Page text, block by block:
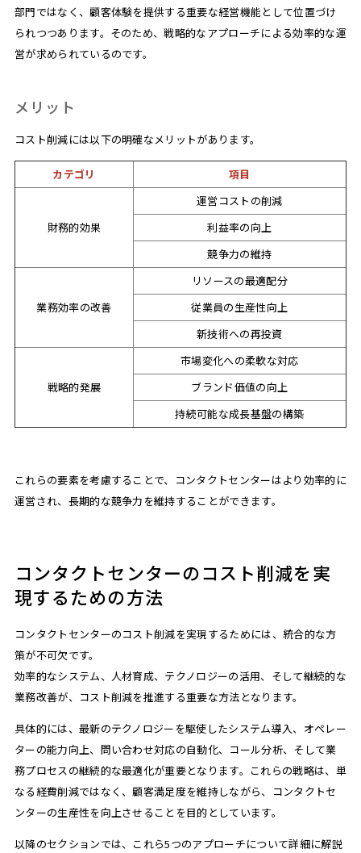
部門ではなく、顧客体験を提供する重要な経営機能として位置づけ
られつつあります。そのため、戦略的なアプローチによる効率的な運
営が求められているのです。
メリット
コスト削減には以下の明確なメリットがあります。
カテゴリ 項目
財務的効果
運営コストの削減
利益率の向上
競争力の維持
業務効率の改善
リソースの最適配分
従業員の生産性向上
新技術への再投資
戦略的発展
市場変化への柔軟な対応
ブランド価値の向上
持続可能な成長基盤の構築
これらの要素を考慮することで、コンタクトセンターはより効率的に
運営され、長期的な競争力を維持することができます。
コンタクトセンターのコスト削減を実
現するための方法
コンタクトセンターのコスト削減を実現するためには、統合的な方
策が不可欠です。
効率的なシステム、人材育成、テクノロジーの活用、そして継続的な
業務改善が、コスト削減を推進する重要な方法となります。
具体的には、最新のテクノロジーを駆使したシステム導入、オペレー
ターの能力向上、問い合わせ対応の自動化、コール分析、そして業
務プロセスの継続的な最適化が重要となります。これらの戦略は、単
なる経費削減ではなく、顧客満足度を維持しながら、コンタクトセ
ンターの生産性を向上させることを目的としています。
以降のセクションでは、これら5つのアプローチについて詳細に解説